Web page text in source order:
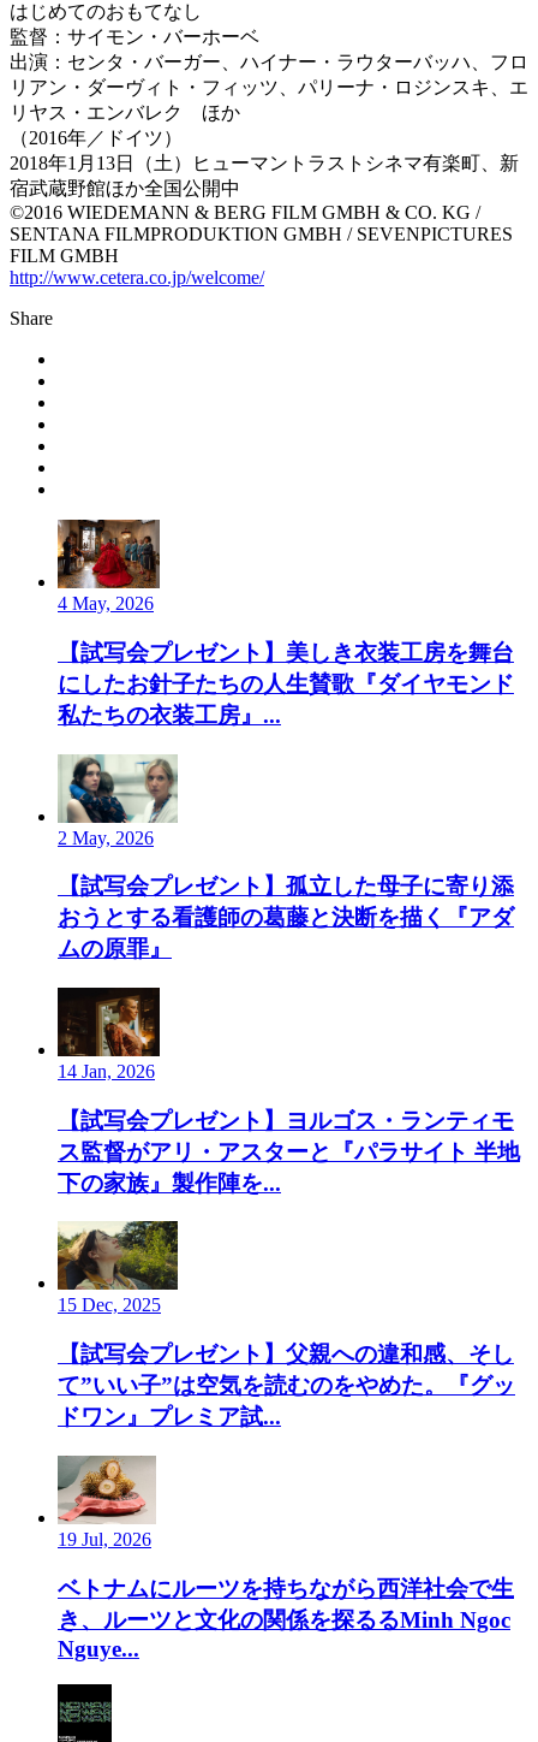
はじめてのおもてなし
監督：サイモン・バーホーベ
出演：センタ・バーガー、ハイナー・ラウターバッハ、フロ
リアン・ダーヴィト・フィッツ、パリーナ・ロジンスキ、エ
リヤス・エンバレク ほか
（2016年／ドイツ）
2018年1月13日（土）ヒューマントラストシネマ有楽町、新
宿武蔵野館ほか全国公開中
©2016 WIEDEMANN & BERG FILM GMBH & CO. KG /
SENTANA FILMPRODUKTION GMBH / SEVENPICTURES
FILM GMBH
http://www.cetera.co.jp/welcome/
Share
4 May, 2026
【試写会プレゼント】美しき衣装工房を舞台
にしたお針子たちの人生賛歌『ダイヤモンド
私たちの衣装工房』...
2 May, 2026
【試写会プレゼント】孤立した母子に寄り添
おうとする看護師の葛藤と決断を描く『アダ
ムの原罪』
14 Jan, 2026
【試写会プレゼント】ヨルゴス・ランティモ
ス監督がアリ・アスターと『パラサイト 半地
下の家族』製作陣を...
15 Dec, 2025
【試写会プレゼント】父親への違和感、そし
て”いい子”は空気を読むのをやめた。『グッ
ドワン』プレミア試...
19 Jul, 2026
ベトナムにルーツを持ちながら西洋社会で生
き、ルーツと文化の関係を探るるMinh Ngoc
Nguye...